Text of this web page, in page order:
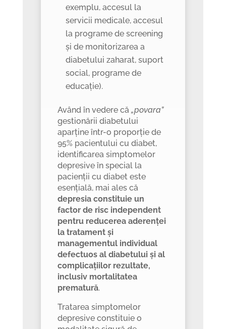
exemplu, accesul la
servicii medicale, accesul
la programe de screening
și de monitorizarea a
diabetului zaharat, suport
social, programe de
educație).
Având în vedere că „povara”
gestionării diabetului
aparține într-o proporție de
95% pacientului cu diabet,
identificarea simptomelor
depresive în special la
pacienții cu diabet este
esențială, mai ales că
depresia constituie un
factor de risc independent
pentru reducerea aderenței
la tratament și
managementul individual
defectuos al diabetului și al
complicațiilor rezultate,
inclusiv mortalitatea
prematură.
Tratarea simptomelor
depresive constituie o